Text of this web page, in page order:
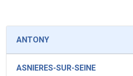
ANTONY
ASNIERES-SUR-SEINE